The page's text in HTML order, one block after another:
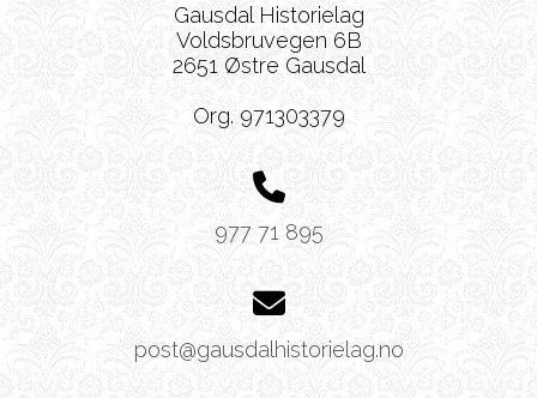
Gausdal Historielag
Voldsbruvegen 6B
2651 Østre Gausdal
Org. 971303379
977 71 895
post@gausdalhistorielag.no